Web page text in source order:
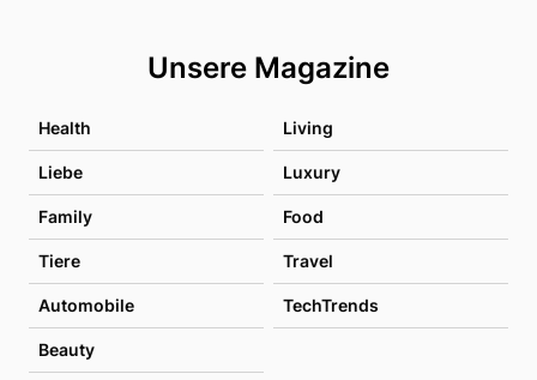
Unsere Magazine
Health Living
Liebe Luxury
Family Food
Tiere Travel
Automobile TechTrends
Beauty